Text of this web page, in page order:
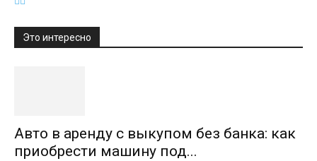
Это интересно
Авто в аренду с выкупом без банка: как
приобрести машину под...